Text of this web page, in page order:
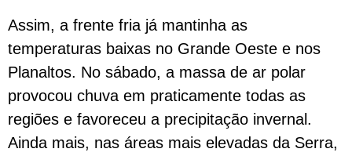
Assim, a frente fria já mantinha as
temperaturas baixas no Grande Oeste e nos
Planaltos. No sábado, a massa de ar polar
provocou chuva em praticamente todas as
regiões e favoreceu a precipitação invernal.
Ainda mais, nas áreas mais elevadas da Serra,